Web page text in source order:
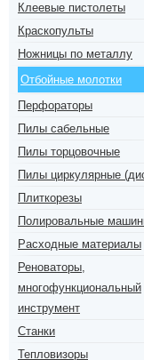
Клеевые пистолеты
Краскопульты
Ножницы по металлу
Отбойные молотки
Перфораторы
Пилы сабельные
Пилы торцовочные
Пилы циркулярные
Плиткорезы
Полировальные
Расходные материалы
Реноваторы,
многофункциональный
инструмент
Станки
Тепловизоры